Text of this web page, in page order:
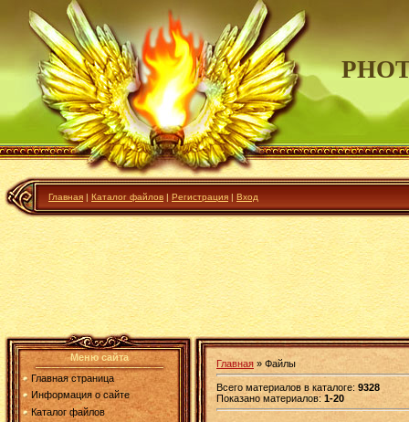
Главная | Каталог файлов | Регистрация | Вход
Меню сайта
Главная страница
Информация о сайте
Каталог файлов
Главная » Файлы
Всего материалов в каталоге: 9328
Показано материалов: 1-20